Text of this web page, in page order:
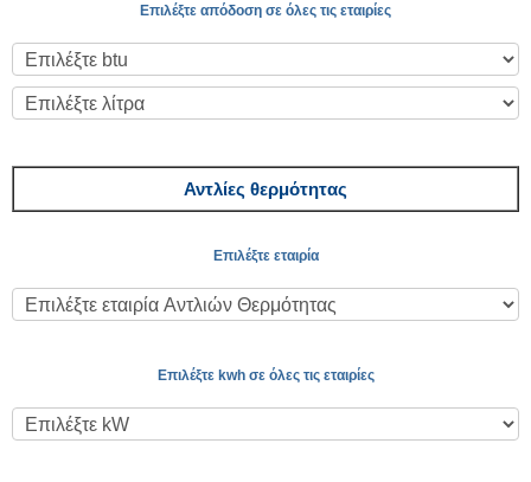
Επιλέξτε απόδοση σε όλες τις εταιρίες
Αντλίες θερμότητας
Επιλέξτε εταιρία
Επιλέξτε kwh σε όλες τις εταιρίες